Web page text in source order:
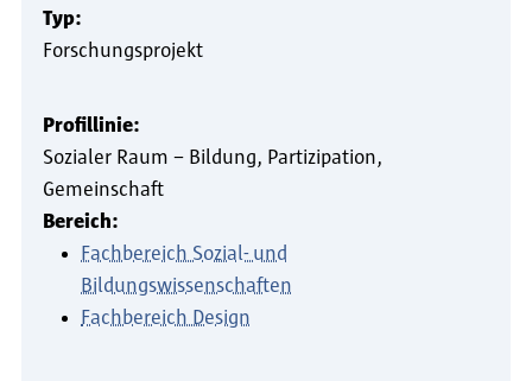
Typ:
Forschungsprojekt
Profillinie:
Sozialer Raum – Bildung, Partizipation,
Gemeinschaft
Bereich:
Fachbereich Sozial- und
Bildungswissenschaften
Fachbereich Design